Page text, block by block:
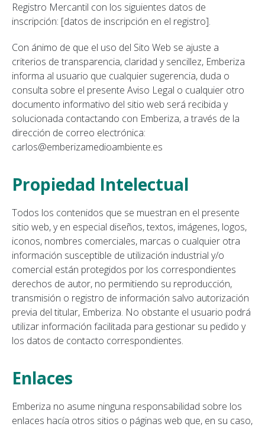
Registro Mercantil con los siguientes datos de
inscripción: [datos de inscripción en el registro].
Con ánimo de que el uso del Sito Web se ajuste a
criterios de transparencia, claridad y sencillez, Emberiza
informa al usuario que cualquier sugerencia, duda o
consulta sobre el presente Aviso Legal o cualquier otro
documento informativo del sitio web será recibida y
solucionada contactando con Emberiza, a través de la
dirección de correo electrónica:
carlos@emberizamedioambiente.es
Propiedad Intelectual
Todos los contenidos que se muestran en el presente
sitio web, y en especial diseños, textos, imágenes, logos,
iconos, nombres comerciales, marcas o cualquier otra
información susceptible de utilización industrial y/o
comercial están protegidos por los correspondientes
derechos de autor, no permitiendo su reproducción,
transmisión o registro de información salvo autorización
previa del titular, Emberiza. No obstante el usuario podrá
utilizar información facilitada para gestionar su pedido y
los datos de contacto correspondientes.
Enlaces
Emberiza no asume ninguna responsabilidad sobre los
enlaces hacía otros sitios o páginas web que, en su caso,